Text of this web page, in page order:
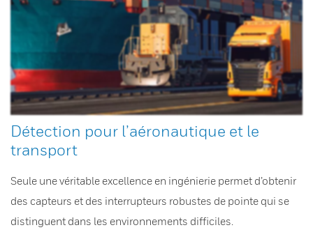
Détection pour l’aéronautique et le
transport
Seule une véritable excellence en ingénierie permet d’obtenir
des capteurs et des interrupteurs robustes de pointe qui se
distinguent dans les environnements difficiles.